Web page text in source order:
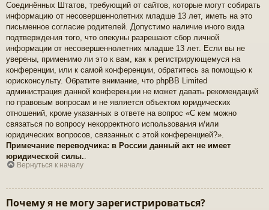
Соединённых Штатов, требующий от сайтов, которые могут собирать
информацию от несовершеннолетних младше 13 лет, иметь на это
письменное согласие родителей. Допустимо наличие иного вида
подтверждения того, что опекуны разрешают сбор личной
информации от несовершеннолетних младше 13 лет. Если вы не
уверены, применимо ли это к вам, как к регистрирующемуся на
конференции, или к самой конференции, обратитесь за помощью к
юрисконсульту. Обратите внимание, что phpBB Limited
администрация данной конференции не может давать рекомендаций
по правовым вопросам и не является объектом юридических
отношений, кроме указанных в ответе на вопрос «С кем можно
связаться по вопросу некорректного использования и/или
юридических вопросов, связанных с этой конференцией?».
Примечание переводчика: в России данный акт не имеет
юридической силы..
Вернуться к началу
Почему я не могу зарегистрироваться?